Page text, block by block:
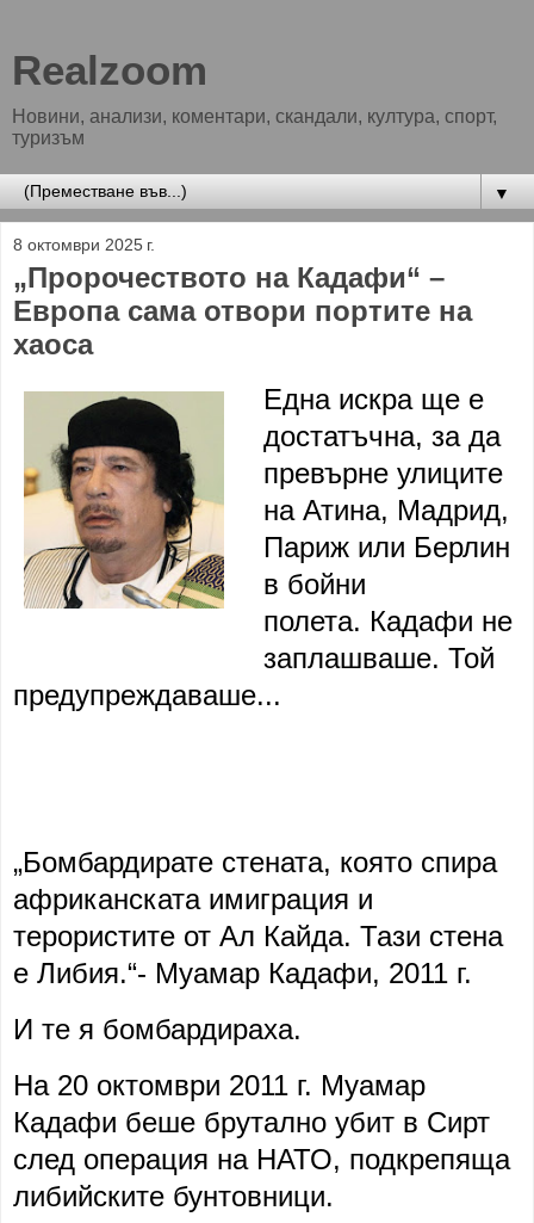
Realzoom
Новини, анализи, коментари, скандали, култура, спорт,
туризъм
▼
8 октомври 2025 г.
„Пророчеството на Кадафи“ –
Европа сама отвори портите на
хаоса
Една искра ще е
достатъчна, за да
превърне улиците
на Атина, Мадрид,
Париж или Берлин
в бойни
полета. Кадафи не
заплашваше. Той
предупреждаваше...
„Бомбардирате стената, която спира
африканската имиграция и
терористите от Ал Кайда. Тази стена
е Либия.“- Муамар Кадафи, 2011 г.
И те я бомбардираха.
На 20 октомври 2011 г. Муамар
Кадафи беше брутално убит в Сирт
след операция на НАТО, подкрепяща
либийските бунтовници.